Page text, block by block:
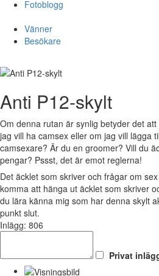
Fotoblogg
Vänner
Besökare
Anti P12-skylt
Om denna rutan är synlig betyder det
jag vill ha camsex eller om jag vill lägga
camsexare? Är du en groomer? Vill du
pengar? Pssst, det är emot reglerna!
Det äcklet som skriver och frågar om
komma att hänga ut äcklet som skriver
du lära känna mig som har denna skylt
punkt slut.
Inlägg: 806
Privat